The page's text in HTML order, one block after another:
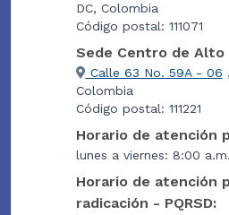
DC, Colombia
Código postal: 111071
Sede Centro de Alto
Calle 63 No. 59A - 06
Colombia
Código postal: 111221
Horario de atención
lunes a viernes: 8:00
Horario de atención
radicación - PQRSD: